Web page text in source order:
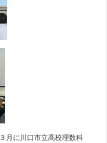
月に川口市立高校理数科